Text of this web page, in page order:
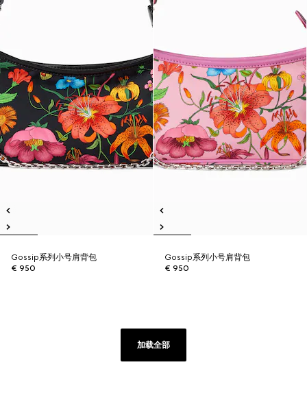
Gossip系列小号肩背包
€ 950
Gossip系列小号肩背包
€ 950
加载全部